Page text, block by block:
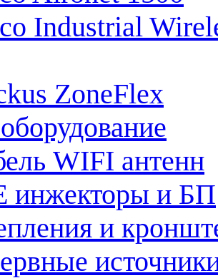
Industrial
ZoneFlex
WIFI антенн
инжекторы и БП
и